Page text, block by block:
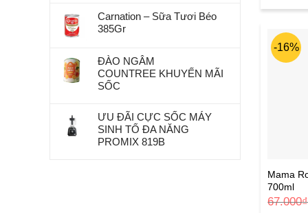
Carnation – Sữa Tươi Béo
385Gr
ĐÀO NGÂM
COUNTREE KHUYẾN MÃI
SỐC
ƯU ĐÃI CỰC SỐC MÁY
SINH TỐ ĐA NĂNG
PROMIX 819B
-16%
Mama
700ml
67.000₫